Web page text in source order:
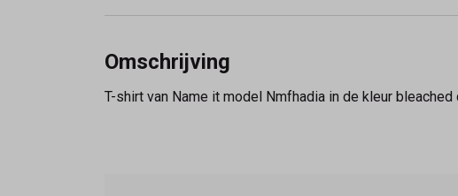
Omschrijving
T-shirt van Name it model Nmfhadia in de kleur